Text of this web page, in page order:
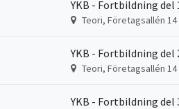
YKB - Fortbildning del
Teori, Företagsallén
YKB - Fortbildning del
Teori, Företagsallén
YKB - Fortbildning del